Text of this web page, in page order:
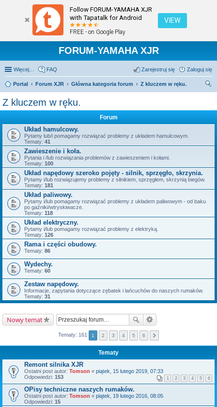
Follow FORUM-YAMAHA XJR
with Tapatalk for Android
FREE - on Google Play
VIEW
FORUM-YAMAHA XJR
Więcej… FAQ Zaloguj się
Zarejestruj się
Portal Forum XJR Główna kategoria forum
Z kluczem w ręku.
Z kluczem w ręku.
Forum
Układ hamulcowy.
Pytamy lub/i pomagamy rozwiązać problemy z układem hamulcowym.
Tematy: 41
Zawieszenie i koła.
Pytania i /lub rozwiązania problemów z zawieszeniem i kołami.
Tematy: 100
Układ napędowy szeroko pojęty - silnik, sprzęgło, skrzynia.
Pytamy i/lub rozwiązujemy problemy z silnikiem, sprzęgłem, skrzynią biegów.
Tematy: 181
Układ paliwowy.
Pytamy i/lub pomagamy rozwiązać problemy z układem paliwowym - od baku
po gaźniki/wtryskiwacze.
Tematy: 118
Układ elektryczny.
Pytamy i/lub pomagamy rozwiązać problemy z elektryką.
Tematy: 126
Rama i części obudowy.
Tematy: 86
Wydechy.
Tematy: 60
Zestaw napędowy.
Informacje, zapytania dotyczące zębatek i lańcuchów do naszych rumaków.
Tematy: 31
Nowy temat
Tematy: 161 1 2 3 4 5 6
Tematy
Remont silnika XJR
Ostatni post autor: Tomson « piątek, 15 lutego 2019, 07:33
Odpowiedzi: 153 1 2 3 4 5 6
OPisy techniczne naszych rumaków.
Ostatni post autor: Tomson « piątek, 19 lutego 2016, 08:05
Odpowiedzi: 15